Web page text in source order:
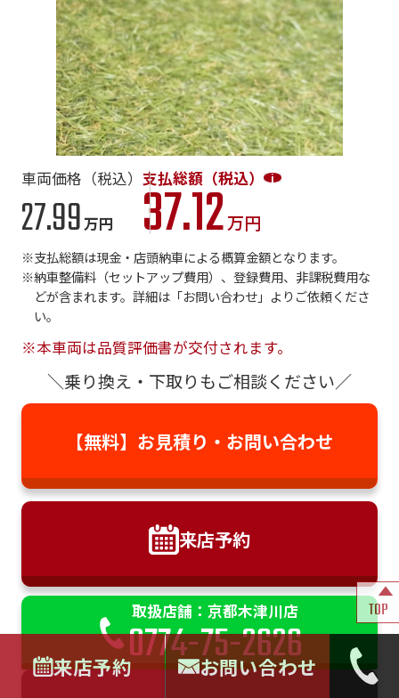
車両価格（税込）
27.99万円
支払総額（税込）
37.12万円
支払総額は現金・店頭納車による概算金額となります。
納車整備料（セットアップ費用）、登録費用、非課税費用な
どが含まれます。詳細は「お問い合わせ」よりご依頼くださ
い。
※本車両は品質評価書が交付されます。
＼乗り換え・下取りもご相談ください／
【無料】お見積り・ お問い合わせ
来店予約
取扱店舗：京都木津川店
0774-75-2626
来店予約 お問い合わせ
TOP